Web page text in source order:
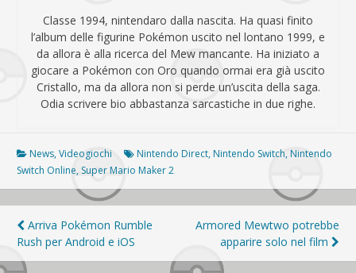
Classe 1994, nintendaro dalla nascita. Ha quasi finito
l’album delle figurine Pokémon uscito nel lontano 1999, e
da allora è alla ricerca del Mew mancante. Ha iniziato a
giocare a Pokémon con Oro quando ormai era già uscito
Cristallo, ma da allora non si perde un’uscita della saga.
Odia scrivere bio abbastanza sarcastiche in due righe.
News,Videogiochi Nintendo Direct, Nintendo Switch, Nintendo
Switch Online, Super Mario Maker 2
Navigazione
articoli
Arriva Pokémon Rumble
Rush per Android e iOS
Armored Mewtwo potrebbe
apparire solo nel film